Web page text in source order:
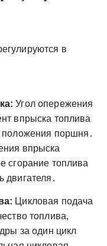
в
Угол опережения
впрыска топлива
поршня․
впрыска
сгорание топлива
Цикловая подача
топлива,
за один цикл